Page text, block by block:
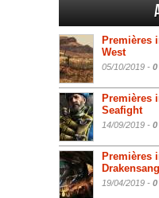
Premières
West
05/10/2019 -
Premières
Seafight
14/09/2019 -
Premières
19/04/2019 -